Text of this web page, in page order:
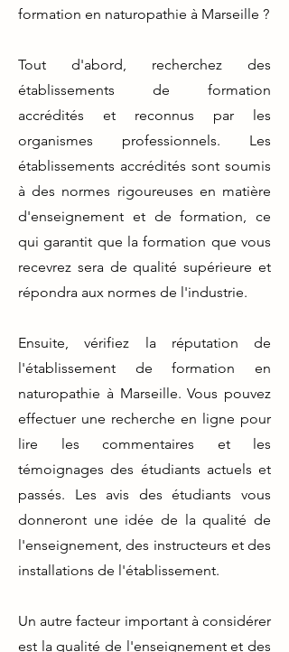
formation en naturopathie à Marseille ?
Tout d'abord, recherchez des
établissements de formation
accrédités et reconnus par les
organismes professionnels. Les
établissements accrédités sont soumis
à des normes rigoureuses en matière
d'enseignement et de formation, ce
qui garantit que la formation que vous
recevrez sera de qualité supérieure et
répondra aux normes de l'industrie.
Ensuite, vérifiez la réputation de
l'établissement de formation en
naturopathie à Marseille. Vous pouvez
effectuer une recherche en ligne pour
lire les commentaires et les
témoignages des étudiants actuels et
passés. Les avis des étudiants vous
donneront une idée de la qualité de
l'enseignement, des instructeurs et des
installations de l'établissement.
Un autre facteur important à considérer
est la qualité de l'enseignement et des